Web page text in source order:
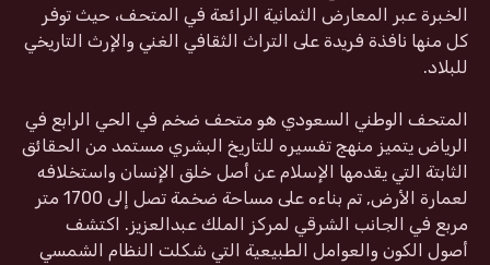
الخبرة عبر المعارض الثمانية الرائعة في المتحف، حيث توفر
كل منها نافذة فريدة على التراث الثقافي الغني والإرث التاريخي
للبلاد.
المتحف الوطني السعودي هو متحف ضخم في الحي الرابع في
الرياض يتميز منهج تفسيره للتاريخ البشري مستمد من الحقائق
الثابتة التي يقدمها الإسلام عن أصل خلق الإنسان واستخلافه
لعمارة الأرض, تم بناءه على مساحة ضخمة تصل إلى 1700 متر
مربع في الجانب الشرقي لمركز الملك عبدالعزيز. اكتشف
أصول الكون والعوامل الطبيعية التي شكلت النظام الشمسي